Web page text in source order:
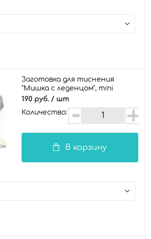
Заготовка для тиснения
"Мишка с леденцом", mini
190 руб. / шт
Количество:
В корзину